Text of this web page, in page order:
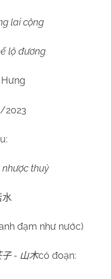
lai cộng
lộ đương
2023
thuỷ
水
đạm như nước)
子- 山木có đoạn: